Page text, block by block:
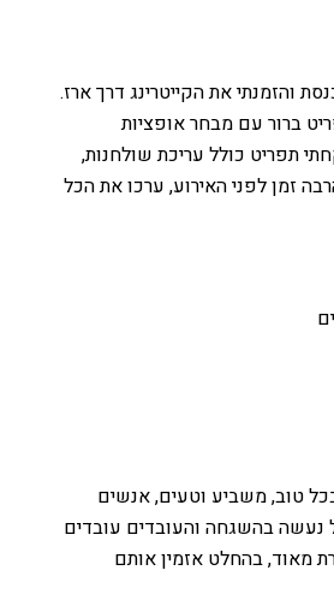
והזמנתי את הקייטרינג דרך ארז.
ברור עם מבחר אופציות
תפריט כולל עריכת שולחנות,
זמן לפני האירוע, ערכו את הכל
טוב, משביע וטעים, אנשים
נעשה בהשגחה והעובדים עובדים
מאוד, בהחלט אזמין אותם